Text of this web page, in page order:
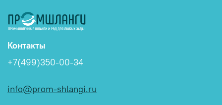
Контакты
+7(499)350-00-34
info@prom-shlangi.ru